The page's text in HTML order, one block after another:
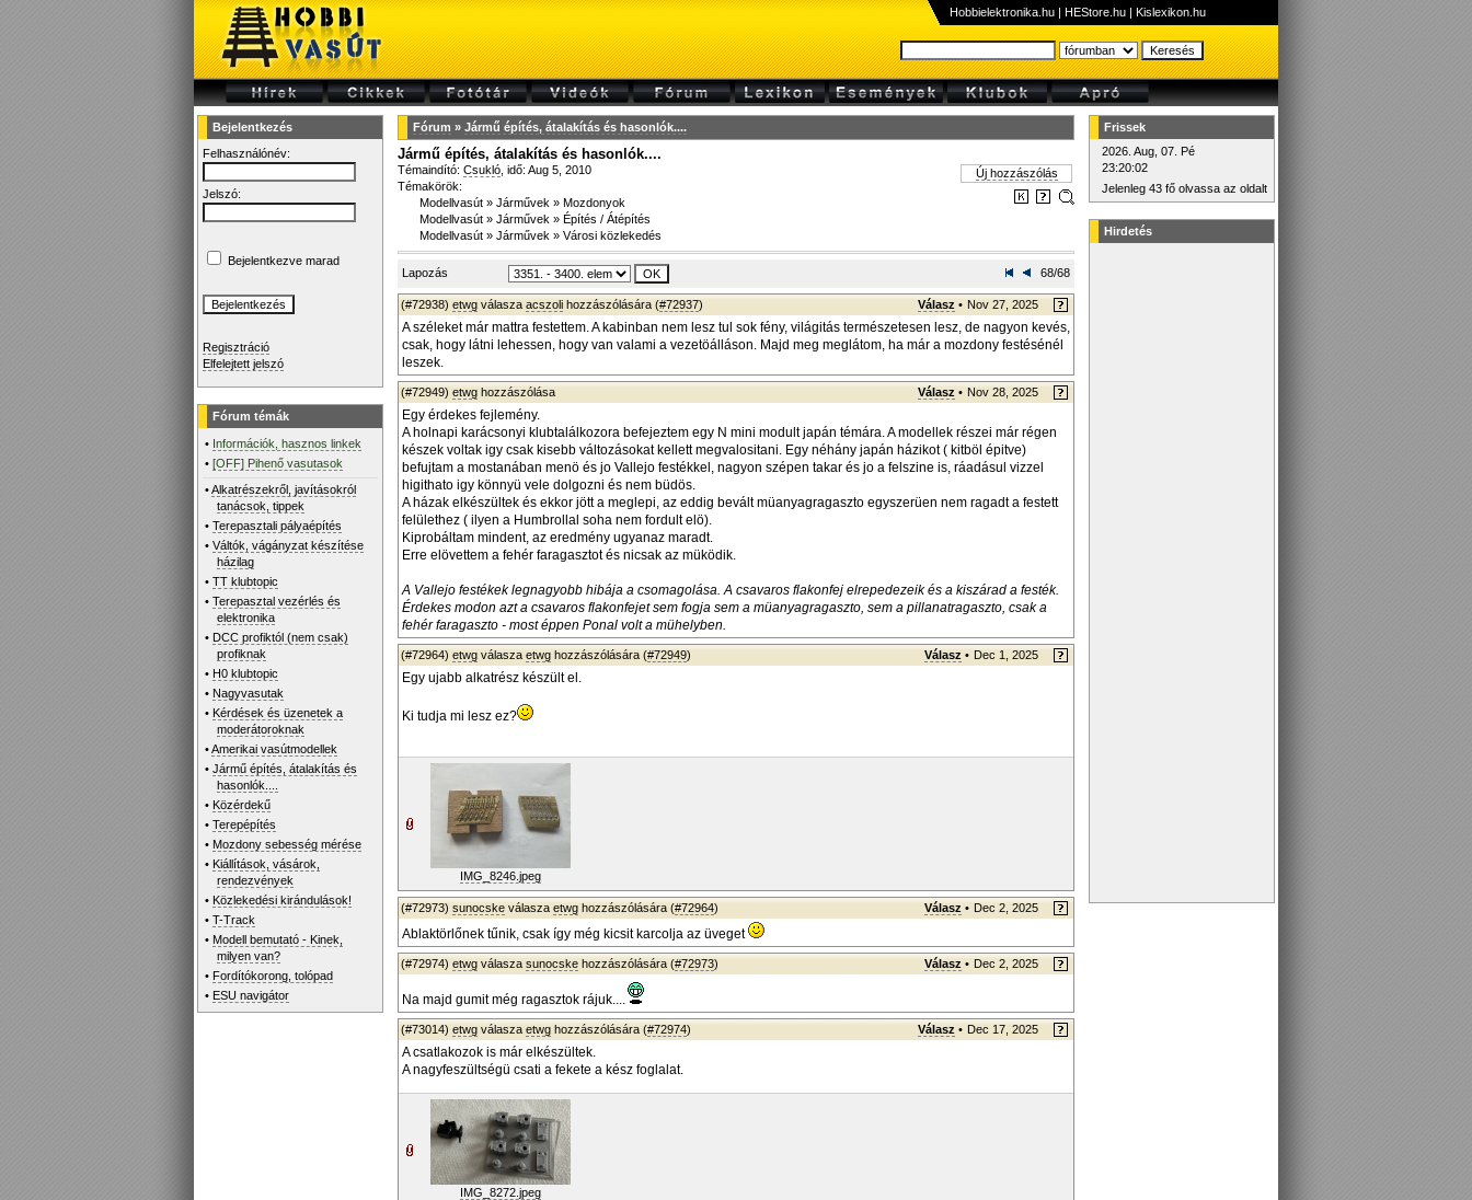
Hobbielektronika.hu | HEStore.hu | Kislexikon.hu
Bejelentkezés
Felhasználónév:
Jelszó:
Bejelentkezve marad
Regisztráció
Elfelejtett jelszó
Fórum témák
• Információk, hasznos linkek
•[OFF] Pihenő vasutasok
•Alkatrészekről, javításokról
tanácsok, tippek
•Terepasztali pályaépítés
•Váltók, vágányzat készítése
házilag
•TT klubtopic
•Terepasztal vezérlés és
elektronika
• DCC profiktól (nem csak)
profiknak
• H0 klubtopic
• Nagyvasutak
• Kérdések és üzenetek a
moderátoroknak
•Amerikai vasútmodellek
•Jármű építés, átalakítás és
hasonlók....
• Közérdekű
•Terepépítés
• Mozdony sebesség mérése
• Kiállítások, vásárok,
rendezvények
• Közlekedési kirándulások!
•T-Track
• Modell bemutató - Kinek,
milyen van?
• Fordítókorong, tolópad
• ESU navigátor
Fórum » Jármű építés, átalakítás és hasonlók....
Jármű építés, átalakítás és hasonlók....
Témaindító: Csukló , idő: Aug 5, 2010
Témakörök:
Modellvasút » Járművek » Mozdonyok
Modellvasút » Járművek » Építés / Átépítés
Modellvasút » Járművek » Városi közlekedés
Új hozzászólás
Lapozás 68/68
(#72938) etwg válasza acszoli hozzászólására (#72937) Válasz • Nov 27, 2025
A széleket már mattra festettem. A kabinban nem lesz tul sok fény, világitás természetesen lesz, de nagyon kevés,
csak, hogy látni lehessen, hogy van valami a vezetöálláson. Majd meg meglátom, ha már a mozdony festésénél
leszek.
(#72949) etwg hozzászólása Válasz • Nov 28, 2025
Egy érdekes fejlemény.
A holnapi karácsonyi klubtalálkozora befejeztem egy N mini modult japán témára. A modellek részei már régen
készek voltak igy csak kisebb változásokat kellett megvalositani. Egy néhány japán házikot ( kitböl épitve)
befujtam a mostanában menö és jo Vallejo festékkel, nagyon szépen takar és jo a felszine is, ráadásul vizzel
higithato igy könnyü vele dolgozni és nem büdös.
A házak elkészültek és ekkor jött a meglepi, az eddig bevált müanyagragaszto egyszerüen nem ragadt a festett
felülethez ( ilyen a Humbrollal soha nem fordult elö).
Kiprobáltam mindent, az eredmény ugyanaz maradt.
Erre elövettem a fehér faragasztot és nicsak az müködik.
A Vallejo festékek legnagyobb hibája a csomagolása. A csavaros flakonfej elrepedezeik és a kiszárad a festék.
Érdekes modon azt a csavaros flakonfejet sem fogja sem a müanyagragaszto, sem a pillanatragaszto, csak a
fehér faragaszto - most éppen Ponal volt a mühelyben.
(#72964) etwg válasza etwg hozzászólására (#72949) Válasz • Dec 1, 2025
Egy ujabb alkatrész készült el.
Ki tudja mi lesz ez?
IMG_8246.jpeg
(#72973) sunocske válasza etwg hozzászólására (#72964) Válasz • Dec 2, 2025
Ablaktörlőnek tűnik, csak így még kicsit karcolja az üveget
(#72974) etwg válasza sunocske hozzászólására (#72973) Válasz • Dec 2, 2025
Na majd gumit még ragasztok rájuk....
(#73014) etwg válasza etwg hozzászólására (#72974) Válasz • Dec 17, 2025
A csatlakozok is már elkészültek.
A nagyfeszültségü csati a fekete a kész foglalat.
IMG_8272.jpeg
Frissek
2026. Aug, 07. Pé
23:20:02
Jelenleg 43 fő olvassa az oldalt
Hirdetés